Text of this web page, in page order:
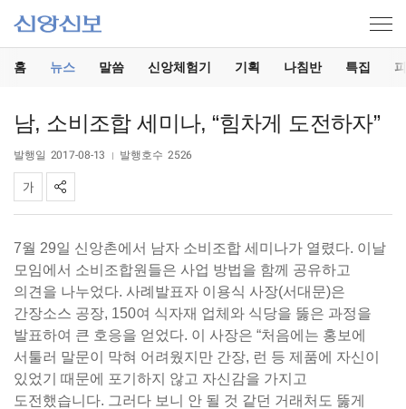
홈 뉴스 말씀 신앙체험기 기획 나침반 특집
남, 소비조합 세미나, “힘차게 도전하자”
발행일 2017-08-13 발행호수 2526
7월 29일 신앙촌에서 남자 소비조합 세미나가 열렸다. 이날
모임에서 소비조합원들은 사업 방법을 함께 공유하고
의견을 나누었다. 사례발표자 이용식 사장(서대문)은
간장소스 공장, 150여 식자재 업체와 식당을 뚫은 과정을
발표하여 큰 호응을 얻었다. 이 사장은 “처음에는 홍보에
서툴러 말문이 막혀 어려웠지만 간장, 런 등 제품에 자신이
있었기 때문에 포기하지 않고 자신감을 가지고
도전했습니다. 그러다 보니 안 될 것 같던 거래처도 뚫게